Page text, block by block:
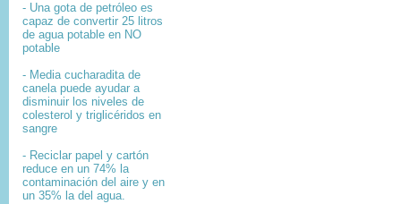
- Una gota de petróleo es
capaz de convertir 25 litros
de agua potable en NO
potable
- Media cucharadita de
canela puede ayudar a
disminuir los niveles de
colesterol y triglicéridos en
sangre
- Reciclar papel y cartón
reduce en un 74% la
contaminación del aire y en
un 35% la del agua.